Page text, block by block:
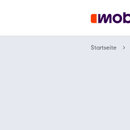
Startseite